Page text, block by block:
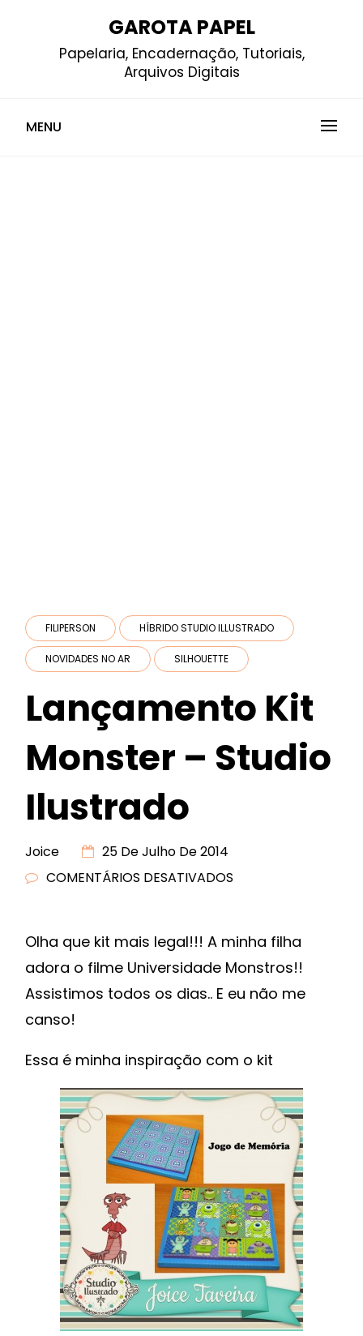
GAROTA PAPEL
Papelaria, Encadernação, Tutoriais,
Arquivos Digitais
MENU
FILIPERSON HÍBRIDO STUDIO ILLUSTRADO
NOVIDADES NO AR SILHOUETTE
Lançamento Kit
Monster – Studio
Ilustrado
Joice
25 De Julho De 2014
COMENTÁRIOS DESATIVADOS
MONSTER
–
STUDIO
Olha que kit mais legal!!! A minha filha
adora o filme Universidade Monstros!!
Assistimos todos os dias.. E eu não me
canso!
Essa é minha inspiração com o kit